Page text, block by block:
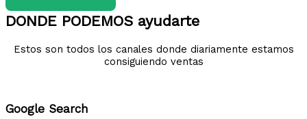
DONDE PODEMOS ayudarte
Estos son todos los canales donde diariamente estamos
consiguiendo ventas
Google Search